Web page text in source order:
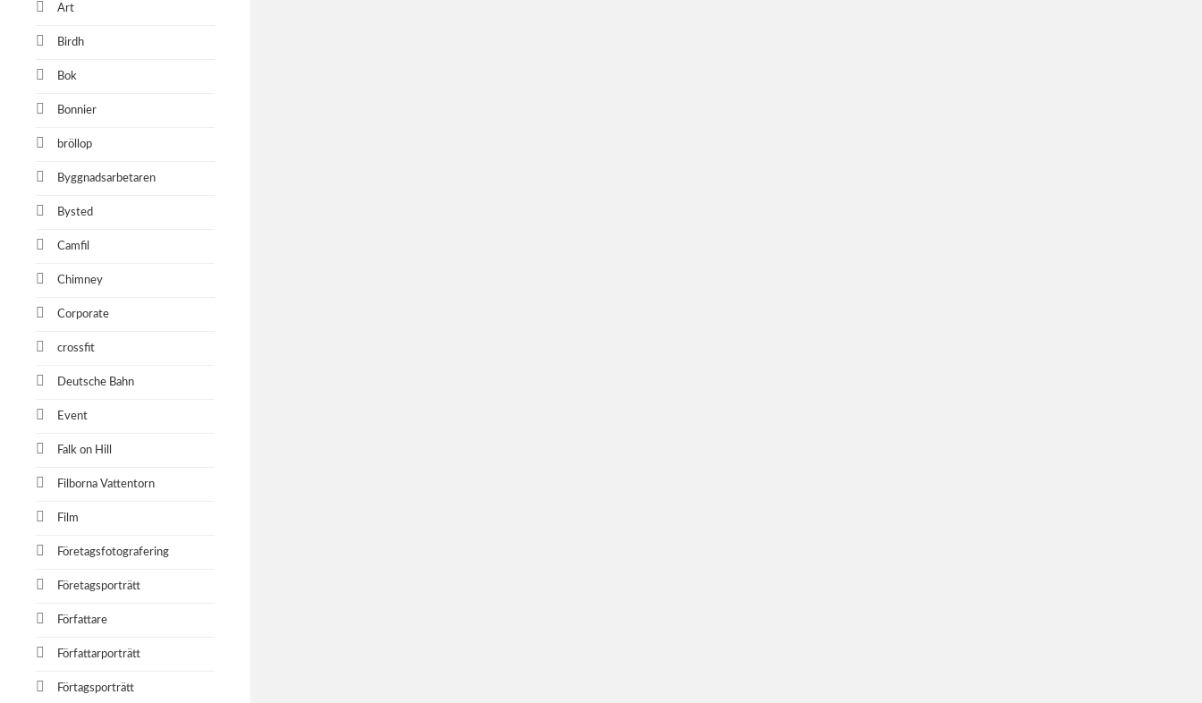
Art
Birdh
Bok
Bonnier
bröllop
Byggnadsarbetaren
Bysted
Camfil
Chimney
Corporate
crossfit
Deutsche Bahn
Event
Falk on Hill
Filborna Vattentorn
Film
Företagsfotografering
Företagsporträtt
Författare
Författarporträtt
Förtagsporträtt